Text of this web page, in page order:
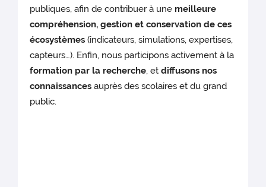
publiques, afin de contribuer à une meilleure
compréhension, gestion et conservation de ces
écosystèmes (indicateurs, simulations, expertises,
capteurs…). Enfin, nous participons activement à la
formation par la recherche, etdiffusons nos
connaissances auprès des scolaires et du grand
public.